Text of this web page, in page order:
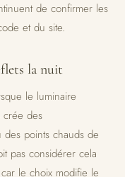
de confirmer les
et du site.
la nuit
le luminaire
crée des
points chauds de
pas considérer cela
le choix modifie le